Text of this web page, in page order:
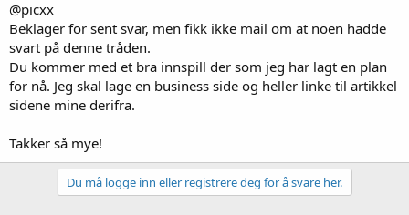
@picxx
Beklager for sent svar, men fikk ikke mail om at noen hadde
svart på denne tråden.
Du kommer med et bra innspill der som jeg har lagt en plan
for nå. Jeg skal lage en business side og heller linke til artikkel
sidene mine derifra.
Takker så mye!
Du må logge inn eller registrere deg for å svare her.